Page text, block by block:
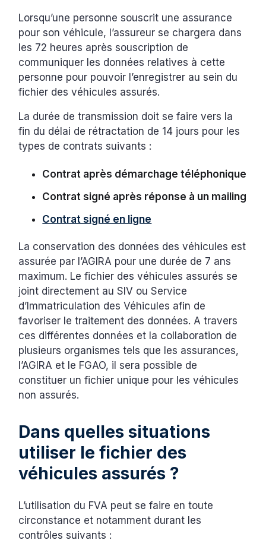
Lorsqu’une personne souscrit une assurance
pour son véhicule, l’assureur se chargera dans
les 72 heures après souscription de
communiquer les données relatives à cette
personne pour pouvoir l’enregistrer au sein du
fichier des véhicules assurés.
La durée de transmission doit se faire vers la
fin du délai de rétractation de 14 jours pour les
types de contrats suivants :
Contrat après démarchage téléphonique
Contrat signé après réponse à un mailing
Contrat signé en ligne
La conservation des données des véhicules est
assurée par l’AGIRA pour une durée de 7 ans
maximum. Le fichier des véhicules assurés se
joint directement au SIV ou Service
d’Immatriculation des Véhicules afin de
favoriser le traitement des données. A travers
ces différentes données et la collaboration de
plusieurs organismes tels que les assurances,
l’AGIRA et le FGAO, il sera possible de
constituer un fichier unique pour les véhicules
non assurés.
Dans quelles situations
utiliser le fichier des
véhicules assurés ?
L’utilisation du FVA peut se faire en toute
circonstance et notamment durant les
contrôles suivants :